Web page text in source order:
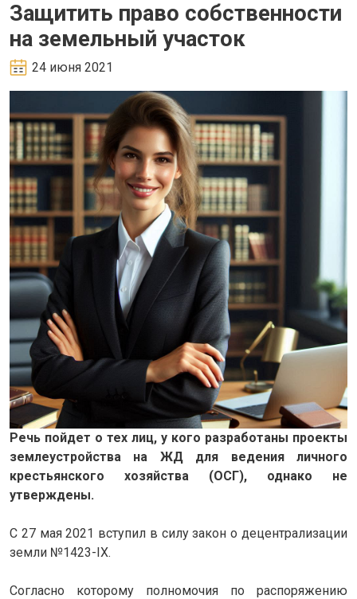
Защитить право собственности
на земельный участок
24 июня 2021
Речь пойдет о тех лиц, у кого разработаны проекты
землеустройства на ЖД для ведения личного
крестьянского хозяйства (ОСГ), однако не
утверждены.
С 27 мая 2021 вступил в силу закон о децентрализации
земли №1423-IX.
Согласно которому полномочия по распоряжению